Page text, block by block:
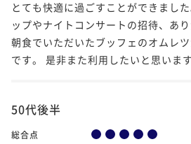
とても快適に過ごすことができまし
ップやナイトコンサートの招待、あ
朝食でいただいたブッフェのオムレ
です。 是非また利用したいと思います
50代後半
総合点